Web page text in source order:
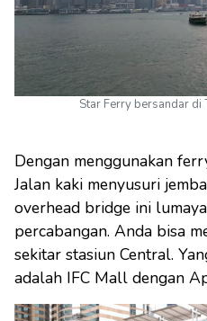
Star Ferry bersandar di
Dengan menggunakan
Jalan kaki menyusuri
overhead bridge ini
percabangan. Anda bisa
sekitar stasiun Central.
adalah IFC Mall dengan